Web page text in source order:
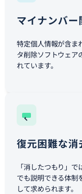
マイナンバ
特定個人情報が含ま
タ削除ソフトウェア
れています。
復元困難な消
「消したつもり」
でも説明できる体制
して求められます。